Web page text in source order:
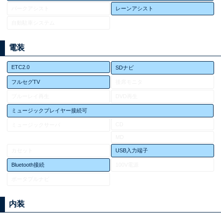
レーンアシスト
電装
ETC2.0 SDナビ
フルセグTV
ミュージックプレイヤー接続可
USB入力端子
Bluetooth接続
内装